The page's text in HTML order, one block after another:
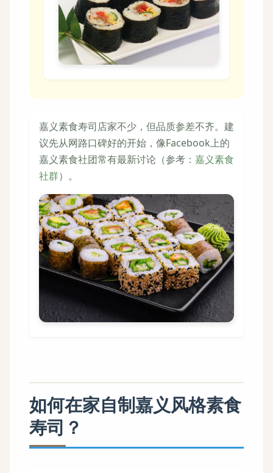
嘉义素食寿司店家不少，但品质参差不齐。建
议先从网路口碑好的开始，像Facebook上的
嘉义素食社团常有最新讨论（参考： 嘉义素食
社群）。
如何在家自制嘉义风格素食
寿司？